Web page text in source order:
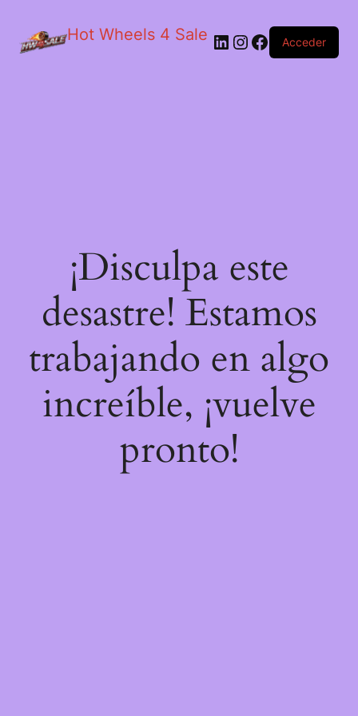
Hot Wheels 4 Sale LinkedIn
Instagram
Facebook
Acceder
¡Disculpa este
desastre! Estamos
trabajando en algo
increíble, ¡vuelve
pronto!